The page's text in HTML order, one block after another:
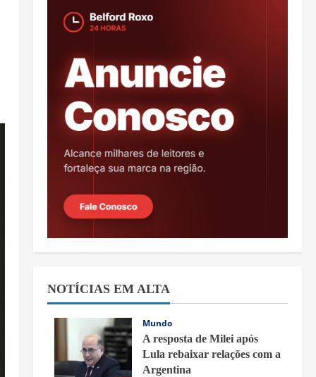
NOTÍCIAS EM ALTA
Mundo
A resposta de Milei após
Lula rebaixar relações com a
Argentina